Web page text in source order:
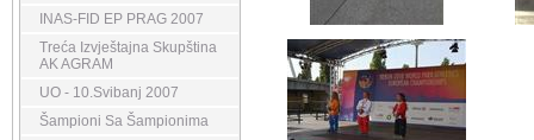
INAS-FID EP PRAG 2007
Treća Izvještajna Skupština
AK AGRAM
UO - 10.Svibanj 2007
Šampioni Sa Šampionima